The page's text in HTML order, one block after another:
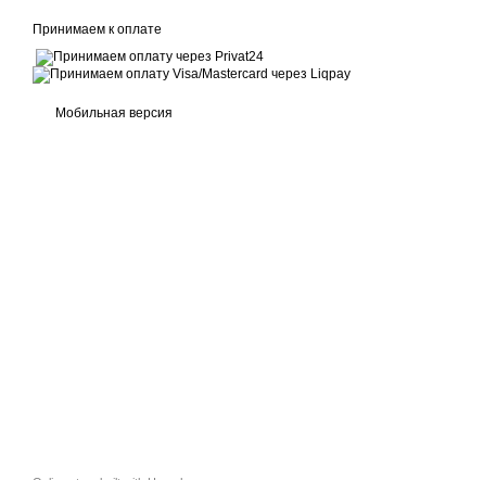
Принимаем к оплате
Мобильная версия